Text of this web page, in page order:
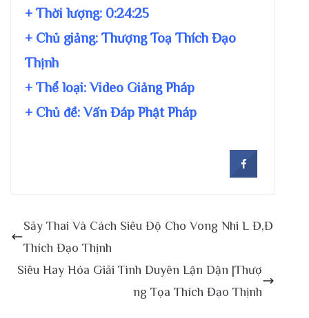
+ Thời lượng: 0:24:25
+ Chủ giảng: Thượng Toạ Thích Đạo
Thịnh
+ Thể loại: Video Giảng Pháp
+ Chủ đề:Vấn Đáp Phật Pháp
Sảy Thai Và Cách Siêu Độ Cho Vong Nhi L Đ,Đ
Thích Đạo Thịnh
Siêu Hay Hóa Giải Tình Duyên Lận Dận |Thượ
ng Tọa Thích Đạo Thịnh